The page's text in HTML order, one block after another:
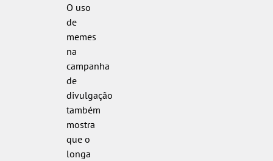
O uso
de
memes
na
campanha
de
divulgação
também
mostra
que o
longa